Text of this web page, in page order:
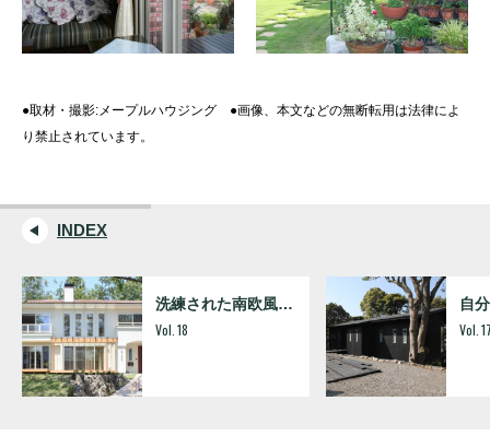
●取材・撮影:メープルハウジング ●画像、本文などの無断転用は法律によ
り禁止されています。
INDEX
洗練された南欧風スタイルの家
Vol. 18 Vol.